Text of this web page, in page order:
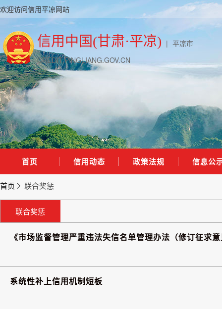
欢迎访问信用平凉网站
信用中国(甘肃·平凉) | 平凉市
CREDIT.PINGLIANG.GOV.CN
首页 信用动态 政策法规 信息公
首页 联合奖惩
联合奖惩
《市场监督管理严重违法失信名单管理办法（修订征求
系统性补上信用机制短板